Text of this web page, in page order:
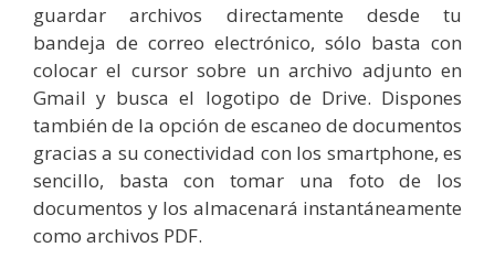
guardar archivos directamente desde tu
bandeja de correo electrónico, sólo basta con
colocar el cursor sobre un archivo adjunto en
Gmail y busca el logotipo de Drive. Dispones
también de la opción de escaneo de documentos
gracias a su conectividad con los smartphone, es
sencillo, basta con tomar una foto de los
documentos y los almacenará instantáneamente
como archivos PDF.